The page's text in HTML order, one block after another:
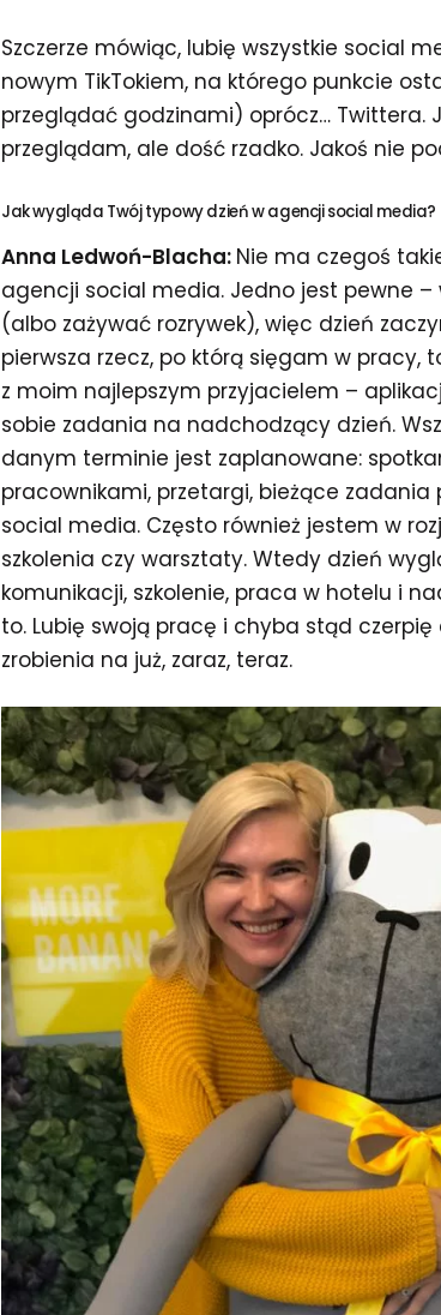
Szczerze mówiąc, lubię wszystkie social
nowym TikTokiem, na którego punkcie
przeglądać godzinami) oprócz… Twittera.
przeglądam, ale dość rzadko. Jakoś nie
Jak wygląda Twój typowy dzień w agencji social media?
Anna Ledwoń-Blacha: Nie ma czegoś
agencji social media. Jedno jest pewne
(albo zażywać rozrywek), więc dzień
pierwsza rzecz, po którą sięgam w pracy,
z moim najlepszym przyjacielem –
sobie zadania na nadchodzący dzień.
danym terminie jest zaplanowane:
pracownikami, przetargi, bieżące zadania
social media. Często również jestem w
szkolenia czy warsztaty. Wtedy dzień
komunikacji, szkolenie, praca w hotelu i
to. Lubię swoją pracę i chyba stąd
zrobienia na już, zaraz, teraz.